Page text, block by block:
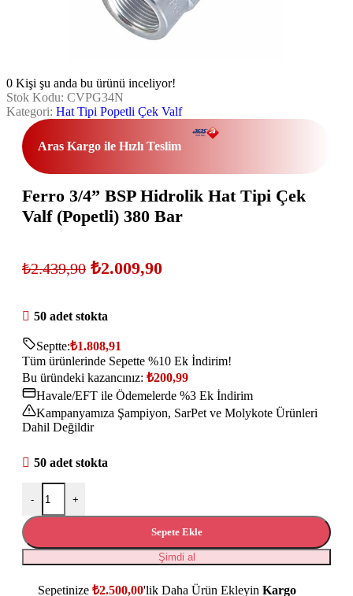
0 Kişi şu anda bu ürünü inceliyor!
Stok Kodu: CVPG34N
Kategori: Hat Tipi Popetli Çek Valf
Aras Kargo ile Hızlı Teslim
Ferro 3/4” BSP Hidrolik Hat Tipi Çek
Valf (Popetli) 380 Bar
₺2.439,90 ₺2.009,90
50 adet stokta
Septte:₺1.808,91
Tüm ürünlerinde Sepette %10 Ek İndirim!
Bu üründeki kazancınız: ₺200,99
Havale/EFT ile Ödemelerde %3 Ek İndirim
Kampanyamıza Şampiyon, SarPet ve Molykote Ürünleri
Dahil Değildir
50 adet stokta
- +
Sepete Ekle
Şimdi al
Sepetinize ₺2.500,00'lik Daha Ürün Ekleyin Kargo